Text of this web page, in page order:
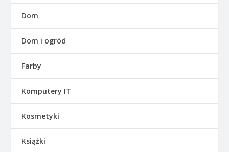
Dom
Dom i ogród
Farby
Komputery IT
Kosmetyki
Książki